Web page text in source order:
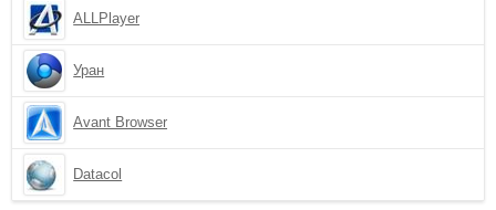
ALLPlayer
Уран
Avant Browser
Datacol